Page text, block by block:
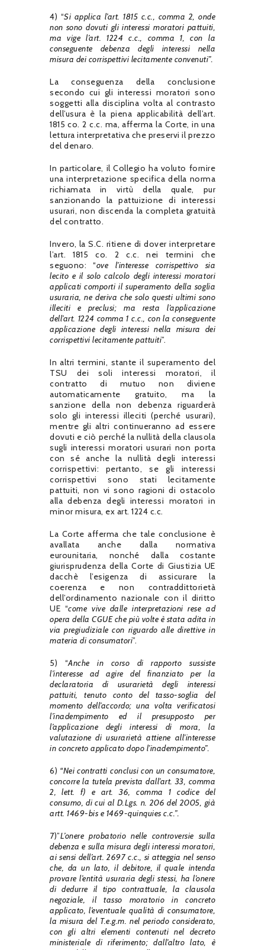
4) “Si applica l’art. 1815 c.c., comma 2, onde
non sono dovuti gli interessi moratori pattuiti,
ma vige l’art. 1224 c.c., comma 1, con la
conseguente debenza degli interessi nella
misura dei corrispettivi lecitamente convenuti”.
La conseguenza della conclusione
secondo cui gli interessi moratori sono
soggetti alla disciplina volta al contrasto
dell’usura è la piena applicabilità dell’art.
1815 co. 2 c.c. ma, afferma la Corte, in una
lettura interpretativa che preservi il prezzo
del denaro.
In particolare, il Collegio ha voluto fornire
una interpretazione specifica della norma
richiamata in virtù della quale, pur
sanzionando la pattuizione di interessi
usurari, non discenda la completa gratuità
del contratto.
Invero, la S.C. ritiene di dover interpretare
l’art. 1815 co. 2 c.c. nei termini che
seguono: “ove l’interesse corrispettivo sia
lecito e il solo calcolo degli interessi moratori
applicati comporti il superamento della soglia
usuraria, ne deriva che solo questi ultimi sono
illeciti e preclusi; ma resta l’applicazione
dell’art. 1224 comma 1 c.c., con la conseguente
applicazione degli interessi nella misura dei
corrispettivi lecitamente pattuiti”.
In altri termini, stante il superamento del
TSU dei soli interessi moratori, il
contratto di mutuo non diviene
automaticamente gratuito, ma la
sanzione della non debenza riguarderà
solo gli interessi illeciti (perché usurari),
mentre gli altri continueranno ad essere
dovuti e ciò perché la nullità della clausola
sugli interessi moratori usurari non porta
con sé anche la nullità degli interessi
corrispettivi: pertanto, se gli interessi
corrispettivi sono stati lecitamente
pattuiti, non vi sono ragioni di ostacolo
alla debenza degli interessi moratori in
minor misura, ex art. 1224 c.c.
La Corte afferma che tale conclusione è
avallata anche dalla normativa
eurounitaria, nonché dalla costante
giurisprudenza della Corte di Giustizia UE
dacchè l’esigenza di assicurare la
coerenza e non contraddittorietà
dell’ordinamento nazionale con il diritto
UE “come vive dalle interpretazioni rese ad
opera della CGUE che più volte è stata adita in
via pregiudiziale con riguardo alle direttive in
materia di consumatori”.
5) “Anche in corso di rapporto sussiste
l’interesse ad agire del finanziato per la
declaratoria di usurarietà degli interessi
pattuiti, tenuto conto del tasso-soglia del
momento dell’accordo; una volta verificatosi
l’inadempimento ed il presupposto per
l’applicazione degli interessi di mora, la
valutazione di usurarietà attiene all’interesse
in concreto applicato dopo l’inadempimento”.
6) “Nei contratti conclusi con un consumatore,
concorre la tutela prevista dall’art. 33, comma
2, lett. f) e art. 36, comma 1 codice del
consumo, di cui al D.Lgs. n. 206 del 2005, già
artt. 1469-bis e 1469-quinquies c.c.”.
7)”L’onere probatorio nelle controversie sulla
debenza e sulla misura degli interessi moratori,
ai sensi dell’art. 2697 c.c., si atteggia nel senso
che, da un lato, il debitore, il quale intenda
provare l’entità usuraria degli stessi, ha l’onere
di dedurre il tipo contrattuale, la clausola
negoziale, il tasso moratorio in concreto
applicato, l’eventuale qualità di consumatore,
la misura del T.e.g.m. nel periodo considerato,
con gli altri elementi contenuti nel decreto
ministeriale di riferimento; dall’altro lato, è